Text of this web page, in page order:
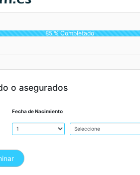
85 % Completado
o asegurados
Fecha de Nacimiento